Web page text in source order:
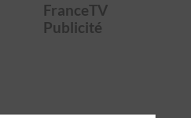
FranceTV
Publicité